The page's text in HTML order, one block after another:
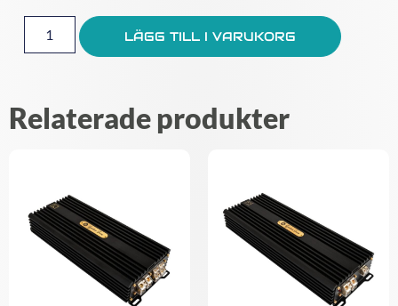
LÄGG TILL I VARUKORG
Relaterade produkter